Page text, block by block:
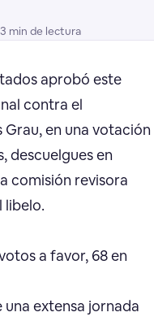
3 min de lectura
aprobó este
contra el
en una votación
descuelgues en
comisión revisora
libelo.
a favor, 68 en
extensa jornada